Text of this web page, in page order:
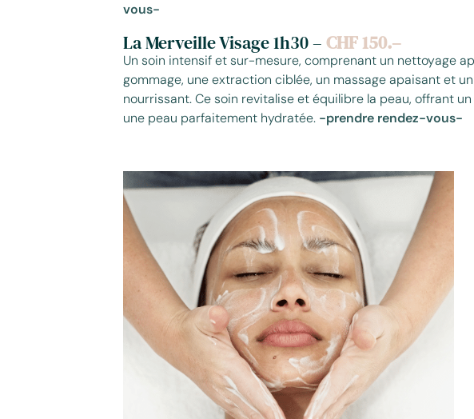
vous-
La Merveille Visage 1h30 – CHF 150.–
Un soin intensif et sur-mesure, comprenant un nettoyage
gommage, une extraction ciblée, un massage apaisant et
nourrissant. Ce soin revitalise et équilibre la peau, offrant
une peau parfaitement hydratée. -prendre rendez-vous-